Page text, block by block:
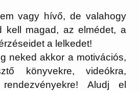
vagy hívő, de valahogy
kell magad, az elmédet, a
a lelkedet!
neked akkor a motivációs,
könyvekre, videókra,
rendezvényekre! Aludj el